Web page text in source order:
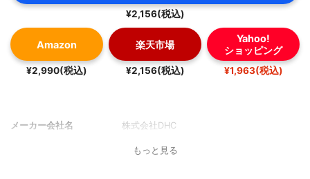
¥2,156(税込)
Amazon
¥2,990(税込)
楽天市場
¥2,156(税込)
Yahoo!
ショッピング
¥1,963(税込)
メーカー会社名 株式会社DHC
もっと見る